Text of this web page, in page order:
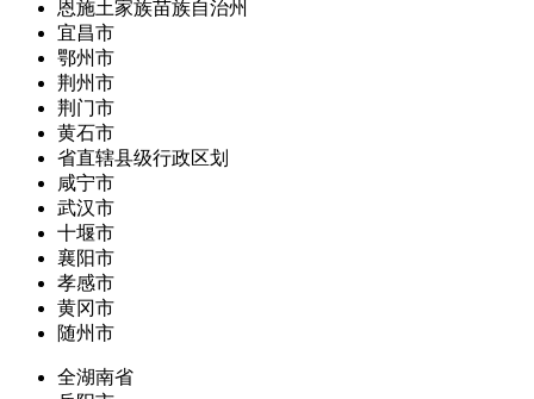
恩施土家族苗族自治州
宜昌市
鄂州市
荆州市
荆门市
黄石市
省直辖县级行政区划
咸宁市
武汉市
十堰市
襄阳市
孝感市
黄冈市
随州市
全湖南省